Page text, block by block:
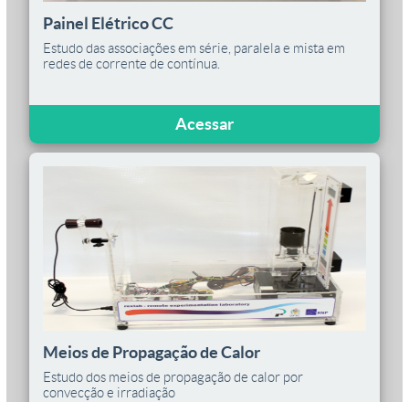
Painel Elétrico CC
Estudo das associações em série, paralela e mista em
redes de corrente de contínua.
Acessar
Meios de Propagação de Calor
Estudo dos meios de propagação de calor por
convecção e irradiação